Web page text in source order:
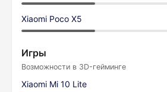
Xiaomi Poco X5
Игры
Возможности в 3D-гейминге
Xiaomi Mi 10 Lite